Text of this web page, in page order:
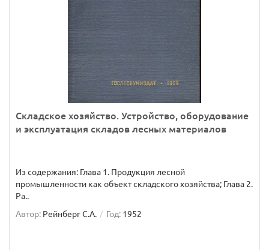
Складское хозяйство. Устройство, оборудование
и эксплуатация складов лесных материалов
Из содержания: Глава 1. Продукция лесной
промышленности как объект складского хозяйства; Глава 2.
Ра..
Автор: Рейнберг С.А. Год: 1952